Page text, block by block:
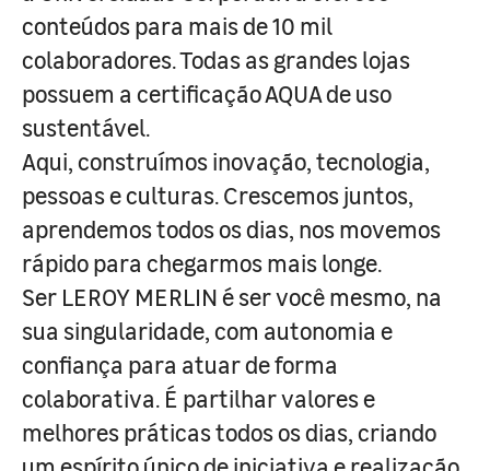
conteúdos para mais de 10 mil
colaboradores. Todas as grandes lojas
possuem a certificação AQUA de uso
sustentável.
Aqui, construímos inovação, tecnologia,
pessoas e culturas. Crescemos juntos,
aprendemos todos os dias, nos movemos
rápido para chegarmos mais longe.
Ser LEROY MERLIN é ser você mesmo, na
sua singularidade, com autonomia e
confiança para atuar de forma
colaborativa. É partilhar valores e
melhores práticas todos os dias, criando